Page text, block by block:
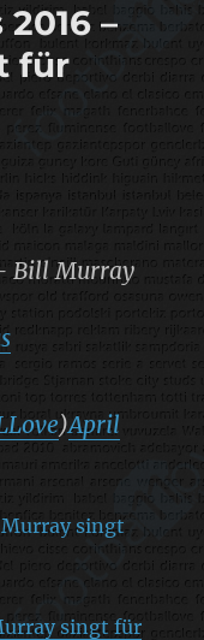
–
für
Bill Murray
)April
singt für